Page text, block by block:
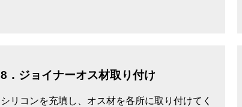
8．ジョイナーオス材取り付け
シリコンを充填し、オス材を各所に取り付けてく